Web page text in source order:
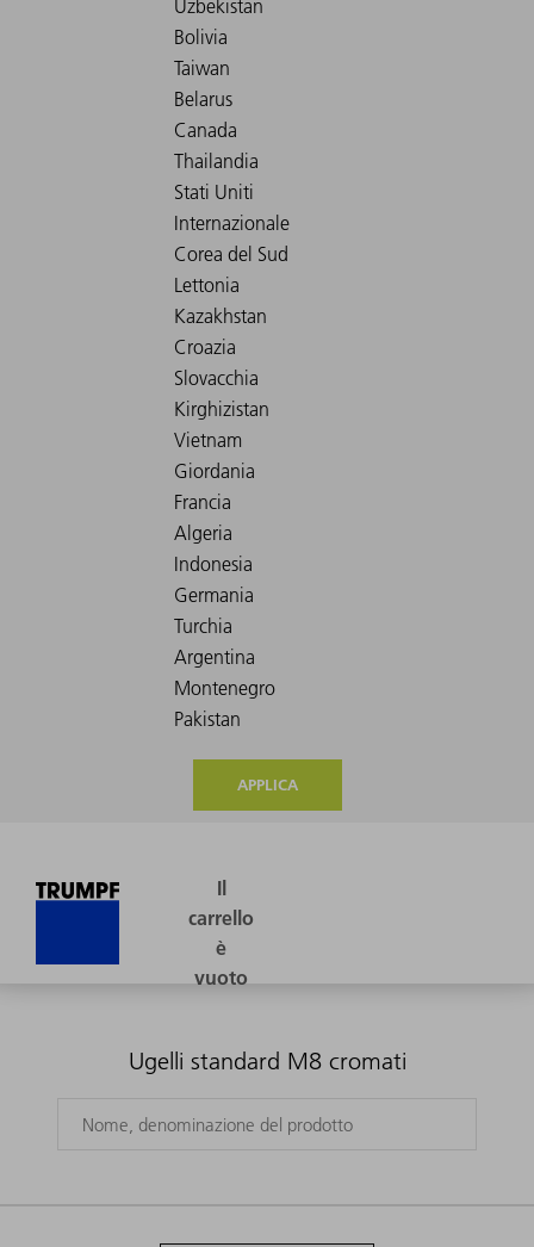
APPLICA
Ugelli standard M8 cromati